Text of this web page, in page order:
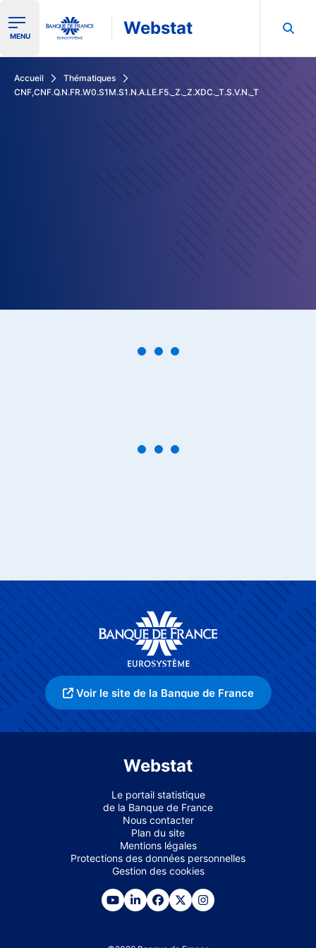
Ouvrir le menu de navigation
MENU Webstat
Accueil
Thématiques
CNF,CNF.Q.N.FR.W0.S1M.S1.N.A.LE.F5._Z._Z.XDC._T.S.V.N._T
Voir le site de la Banque de France
Webstat
Le portail statistique
de la Banque de France
Nous contacter
Plan du site
Mentions légales
Protections des données personnelles
Gestion des cookies